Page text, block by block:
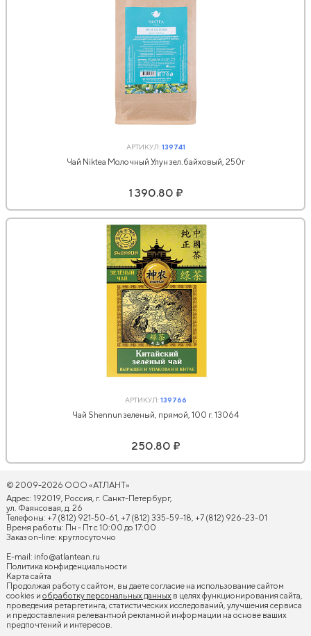
АРТИКУЛ:139741
Чай Niktea Молочный Улун зел.байховый, 250г
1 390.80 ₽
АРТИКУЛ:139766
Чай Shennun зеленый, прямой, 100 г. 13064
250.80 ₽
© 2009-2026 ООО «АТЛАНТ»
Адрес: 192019, Россия, г. Санкт-Петербург,
ул. Фаянсовая, д. 26
Телефоны: +7 (812) 921-50-61, +7 (812) 335-59-18, +7 (812) 926-23-01
Время работы: Пн - Пт с 10:00 до 17:00
Заказ on-line: круглосуточно
E-mail: info@atlantean.ru
Политика конфиденциальности
Карта сайта
Продолжая работу с сайтом, вы даете согласие на использование сайтом
cookies и обработку персональных данных в целях функционирования сайта,
проведения ретаргетинга, статистических исследований, улучшения сервиса
и предоставления релевантной рекламной информации на основе ваших
предпочтений и интересов.